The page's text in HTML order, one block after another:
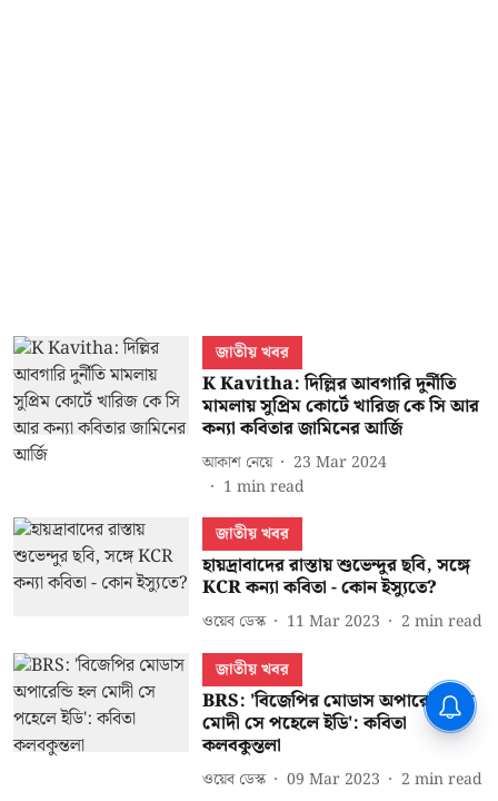
জাতীয় খবর
K Kavitha: দিল্লির আবগারি দুর্নীতি
মামলায় সুপ্রিম কোর্টে খারিজ কে সি আর
কন্যা কবিতার জামিনের আর্জি
আকাশ নেয়ে
23 Mar 2024
1 min read
জাতীয় খবর
হায়দ্রাবাদের রাস্তায় শুভেন্দুর ছবি, সঙ্গে
KCR কন্যা কবিতা - কোন ইস্যুতে?
ওয়েব ডেস্ক 11 Mar 2023 2 min read
জাতীয় খবর
BRS: 'বিজেপির মোডাস অপারেন্ডি হল
মোদী সে পহেলে ইডি': কবিতা
কলবকুন্তলা
ওয়েব ডেস্ক 09 Mar 2023 2 min read